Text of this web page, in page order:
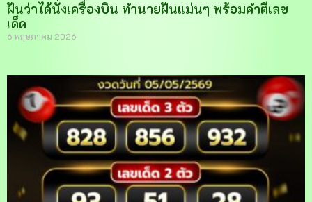
ฝันว่าได้นั่งเครื่องบิน ทำนายฝันแม่นๆ พร้อมคำตีเลข
เด็ด
6 พฤษภาคม 2026